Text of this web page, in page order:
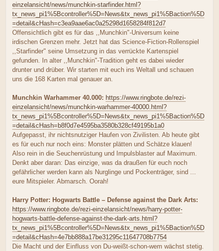
einzelansicht/news/munchkin-starfinder.html?
tx_news_pi1%5Bcontroller%5D=News&tx_news_pi1%5Baction%5D
=detail&cHash=c3ea9aae6ac0a25298d1658284f812d7
Offensichtlich gibt es für das ,,Munchkin"-Universum keine
irdischen Grenzen mehr. Jetzt hat das Science-Fiction-Rollenspiel
,,Starfinder" seine Umsetzung in das verrückte Kartenspiel
gefunden. In alter ,,Munchkin"-Tradition geht es dabei wieder
drunter und drüber. Wir starten mit euch ins Weltall und schauen
uns die 168 Karten mal genauer an.
Munchkin Warhammer 40.000: https://www.ringbote.de/rezi-
einzelansicht/news/munchkin-warhammer-40000.html?
tx_news_pi1%5Bcontroller%5D=News&tx_news_pi1%5Baction%5D
=detail&cHash=b8f0d7e4595ba3580b328cf49195b1a0
Aufgepasst, ihr nichtsnutziger Haufen von Zivilisten. Ab heute gibt
es für euch nur noch eins: Monster plätten und Schätze klauen!
Also rein in die Seuchenrüstung und Impulsblaster auf Maximum.
Denkt aber daran: Das einzige, was da draußen für euch noch
gefährlicher werden kann als Nurglinge und Pockenträger, sind ...
eure Mitspieler. Abmarsch. Oorah!
Harry Potter: Hogwarts Battle – Defense against the Dark Arts:
https://www.ringbote.de/rezi-einzelansicht/news/harry-potter-
hogwarts-battle-defense-against-the-dark-arts.html?
tx_news_pi1%5Bcontroller%5D=News&tx_news_pi1%5Baction%5D
=detail&cHash=4e7bb888a17be31295c11647708b7754
Die Macht und der Einfluss von Du-weißt-schon-wem wächst stetig.